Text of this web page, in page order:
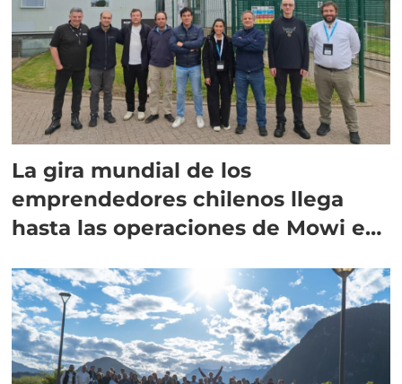
La gira mundial de los
emprendedores chilenos llega
hasta las operaciones de Mowi en